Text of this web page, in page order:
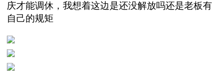
庆才能调休，我想着这边是还没解放吗还是老板有
自己的规矩